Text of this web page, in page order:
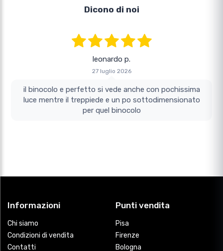
Dicono di noi
leonardo p.
27 luglio 2026
il binocolo e perfetto si vede anche con pochissima
luce mentre il treppiede e un po sottodimensionato
per quel binocolo
Informazioni
Chi siamo
Condizioni di vendita
Contatti
Punti vendita
Pisa
Firenze
Bologna